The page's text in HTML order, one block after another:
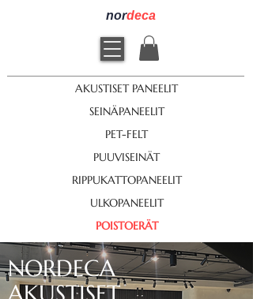
nordeca
AKUSTISET PANEELIT
SEINÄPANEELIT
PET-FELT
PUUVISEINÄT
RIPPUKATTOPANEELIT
ULKOPANEELIT
POISTOERÄT
NORDECA